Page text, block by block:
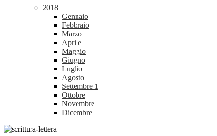
2018
Gennaio
Febbraio
Marzo
Aprile
Maggio
Giugno
Luglio
Agosto
Settembre 1
Ottobre
Novembre
Dicembre